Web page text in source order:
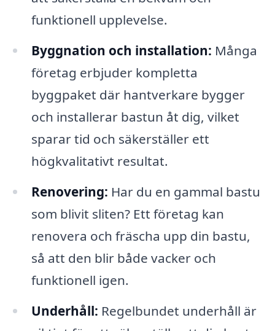
funktionell upplevelse.
Byggnation och installation: Många
företag erbjuder kompletta
byggpaket där hantverkare bygger
och installerar bastun åt dig, vilket
sparar tid och säkerställer ett
högkvalitativt resultat.
Renovering: Har du en gammal bastu
som blivit sliten? Ett företag kan
renovera och fräscha upp din bastu,
så att den blir både vacker och
funktionell igen.
Underhåll: Regelbundet underhåll är